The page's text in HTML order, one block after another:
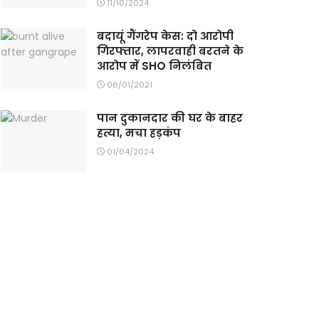
11/10/2024
बदायूं गैंगरेप केस: दो आरोपी
गिरफ्तार, लापरवाही बरतने के
आरोप में SHO निलंबित
06/01/2021
पान दुकानदार की घर के बाहर
हत्या, मचा हड़कंप
01/04/2024